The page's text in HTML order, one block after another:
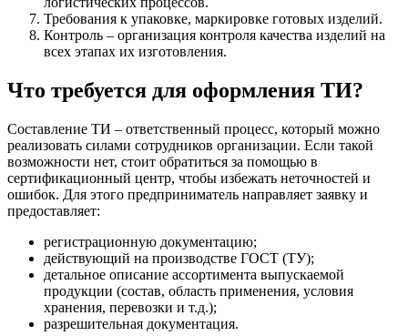
Требования к упаковке, маркировке готовых изделий.
Контроль – организация контроля качества изделий на
всех этапах их изготовления.
Что требуется для оформления ТИ?
Составление ТИ – ответственный процесс, который можно
реализовать силами сотрудников организации. Если такой
возможности нет, стоит обратиться за помощью в
сертификационный центр, чтобы избежать неточностей и
ошибок. Для этого предприниматель направляет заявку и
предоставляет:
регистрационную документацию;
действующий на производстве ГОСТ (ТУ);
детальное описание ассортимента выпускаемой
продукции (состав, область применения, условия
хранения, перевозки и т.д.);
разрешительная документация.